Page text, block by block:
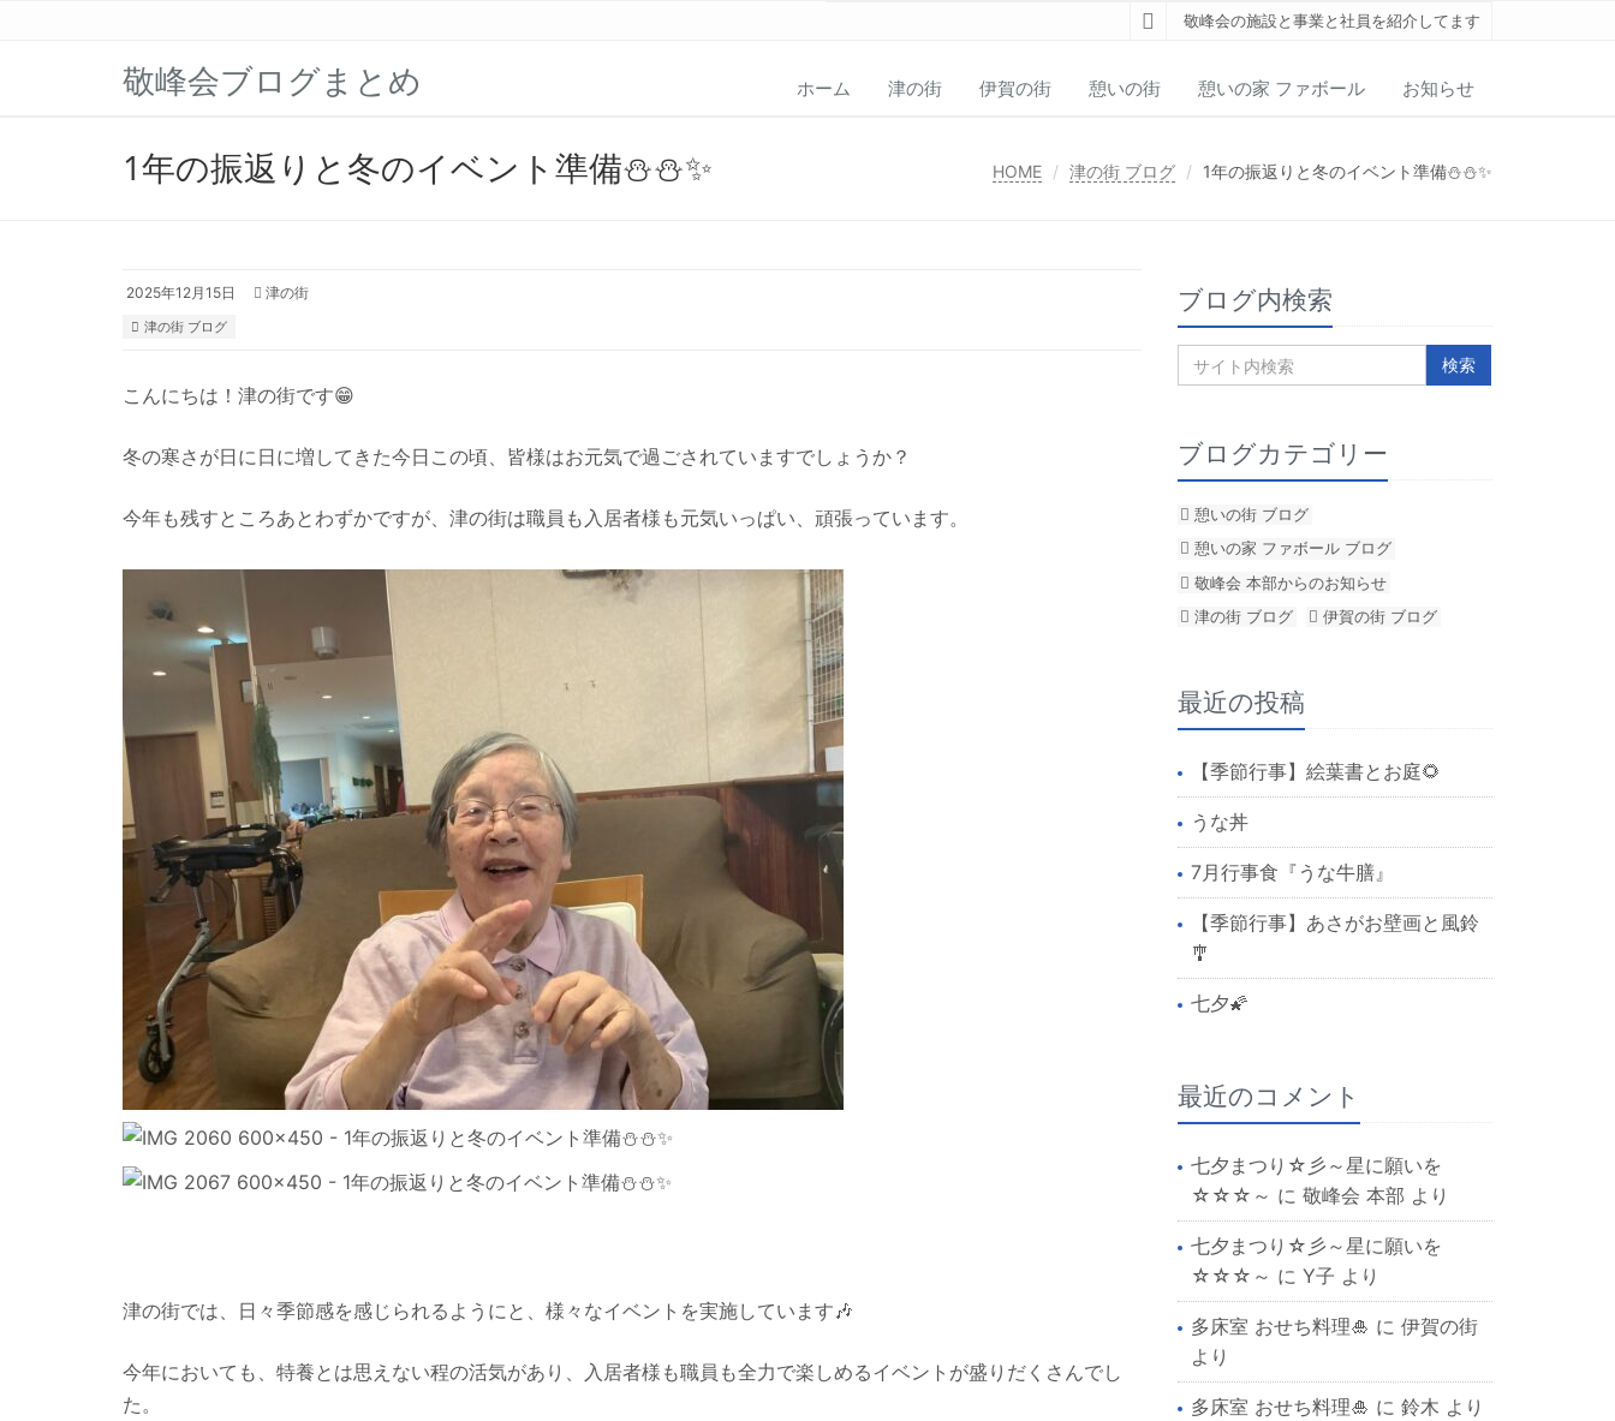
敬峰会の施設と事業と社員を紹介してます
敬峰会ブログまとめ ホーム 津の街 伊賀の街 憩いの街 憩いの家 ファボール お知らせ
1年の振返りと冬のイベント準備⛄⛄✨ HOME 津の街 ブログ 1年の振返りと冬のイベント準備⛄⛄✨
2025年12月15日 津の街
津の街 ブログ
こんにちは！津の街です😁
冬の寒さが日に日に増してきた今日この頃、皆様はお元気で過ごされていますでしょうか？
今年も残すところあとわずかですが、津の街は職員も入居者様も元気いっぱい、頑張っています。
津の街では、日々季節感を感じられるようにと、様々なイベントを実施しています🎶
今年においても、特養とは思えない程の活気があり、入居者様も職員も全力で楽しめるイベントが盛りだくさんでし
た。
ブログ内検索
ブログカテゴリー
憩いの街 ブログ
憩いの家 ファボール ブログ
敬峰会 本部からのお知らせ
津の街 ブログ
伊賀の街 ブログ
最近の投稿
【季節行事】絵葉書とお庭🌻
うな丼
7月行事食『うな牛膳』
【季節行事】あさがお壁画と風鈴
🎐
七夕🌠
最近のコメント
七夕まつり☆彡～星に願いを
☆☆☆～ に 敬峰会 本部 より
七夕まつり☆彡～星に願いを
☆☆☆～ に Y子 より
多床室 おせち料理🎍 に 伊賀の街
より
多床室 おせち料理🎍 に 鈴木 より